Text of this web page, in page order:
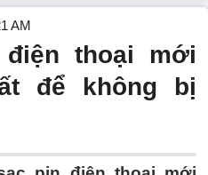
AM
thoại mới
để không bị